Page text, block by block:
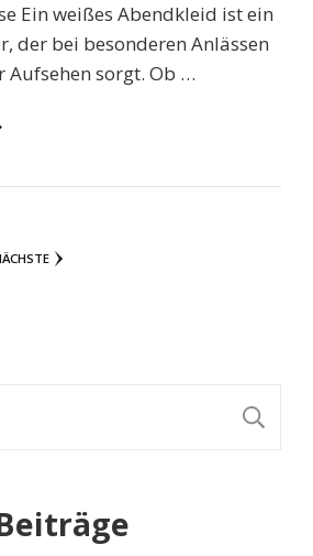
Ein weißes Abendkleid ist ein
der bei besonderen Anlässen
sorgt. Ob …